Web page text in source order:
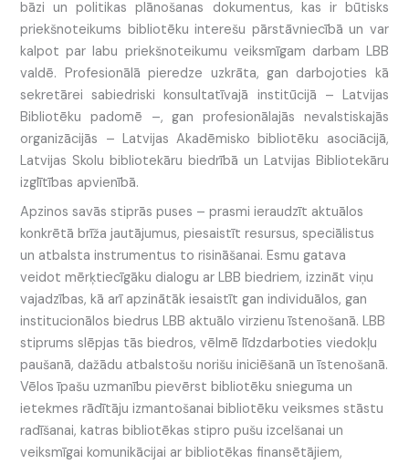
bāzi un politikas plānošanas dokumentus, kas ir būtisks
priekšnoteikums bibliotēku interešu pārstāvniecībā un var
kalpot par labu priekšnoteikumu veiksmīgam darbam LBB
valdē. Profesionālā pieredze uzkrāta, gan darbojoties kā
sekretārei sabiedriski konsultatīvajā institūcijā – Latvijas
Bibliotēku padomē –, gan profesionālajās nevalstiskajās
organizācijās – Latvijas Akadēmisko bibliotēku asociācijā,
Latvijas Skolu bibliotekāru biedrībā un Latvijas Bibliotekāru
izglītības apvienībā.
Apzinos savās stiprās puses – prasmi ieraudzīt aktuālos
konkrētā brīža jautājumus, piesaistīt resursus, speciālistus
un atbalsta instrumentus to risināšanai. Esmu gatava
veidot mērķtiecīgāku dialogu ar LBB biedriem, izzināt viņu
vajadzības, kā arī apzinātāk iesaistīt gan individuālos, gan
institucionālos biedrus LBB aktuālo virzienu īstenošanā. LBB
stiprums slēpjas tās biedros, vēlmē līdzdarboties viedokļu
paušanā, dažādu atbalstošu norišu iniciēšanā un īstenošanā.
Vēlos īpašu uzmanību pievērst bibliotēku snieguma un
ietekmes rādītāju izmantošanai bibliotēku veiksmes stāstu
radīšanai, katras bibliotēkas stipro pušu izcelšanai un
veiksmīgai komunikācijai ar bibliotēkas finansētājiem,